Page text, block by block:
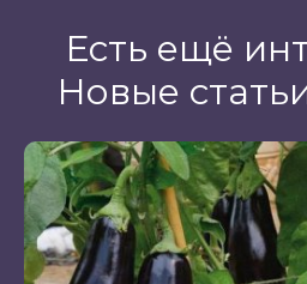
Есть ещё
Новые